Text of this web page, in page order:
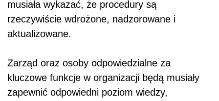
musiała wykazać, że procedury są
rzeczywiście wdrożone, nadzorowane i
aktualizowane.
Zarząd oraz osoby odpowiedzialne za
kluczowe funkcje w organizacji będą musiały
zapewnić odpowiedni poziom wiedzy,